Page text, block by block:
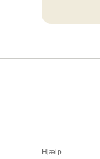
Hjælp